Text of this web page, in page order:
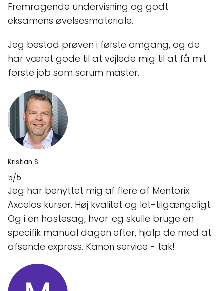
Fremragende undervisning og godt
eksamens øvelsesmateriale.
Jeg bestod prøven i første omgang, og de
har været gode til at vejlede mig til at få mit
første job som scrum master.
Kristian S.
5/5
Jeg har benyttet mig af flere af Mentorix
Axcelos kurser. Høj kvalitet og let-tilgængeligt.
Og i en hastesag, hvor jeg skulle bruge en
specifik manual dagen efter, hjalp de med at
afsende express. Kanon service - tak!